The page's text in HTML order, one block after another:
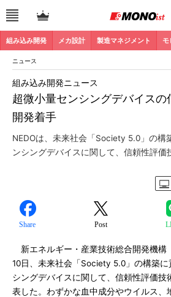
組み込み開発 メカ設計 製造マネジメント モ
ニュース
超微小量センシングデバイス
開発着手
組み込み開発ニュース
NEDOは、未来社会「Society 5.0」の構
ンシングデバイスに関して、信頼性評価
Share Post
新エネルギー・産業技術総合開発機構
10日、未来社会「Society 5.0」の構築
シングデバイスに関して、信頼性評価技
表した。わずかな血中成分やウイルス、